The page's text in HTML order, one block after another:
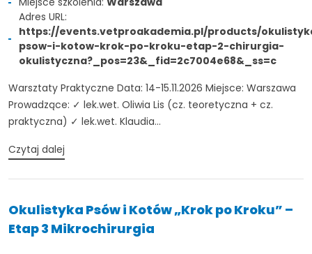
Adres URL:
https://events.vetproakademia.pl/products/
psow-i-kotow-krok-po-kroku-etap-2-chirurgia-
okulistyczna?_pos=23&_fid=2c7004e68&_ss=c
Warsztaty Praktyczne Data: 14-15.11.2026 Miejsce: Warszawa
Prowadzące: ✓ lek.wet. Oliwia Lis (cz. teoretyczna + cz.
praktyczna) ✓ lek.wet. Klaudia...
Czytaj dalej
Okulistyka Psów i Kotów „Krok po Kroku” –
Etap 3 Mikrochirurgia